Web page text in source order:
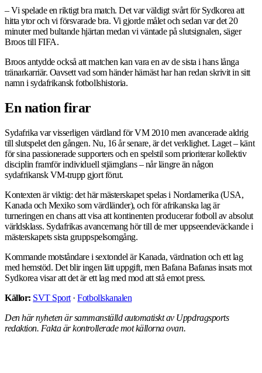
– Vi spelade en riktigt bra match. Det var väldigt svårt för Sydkorea att
hitta ytor och vi försvarade bra. Vi gjorde målet och sedan var det 20
minuter med bultande hjärtan medan vi väntade på slutsignalen, säger
Broos till FIFA.
Broos antydde också att matchen kan vara en av de sista i hans långa
tränarkarriär. Oavsett vad som händer härnäst har han redan skrivit in sitt
namn i sydafrikansk fotbollshistoria.
En nation firar
Sydafrika var visserligen värdland för VM 2010 men avancerade aldrig
till slutspelet den gången. Nu, 16 år senare, är det verklighet. Laget – känt
för sina passionerade supporters och en spelstil som prioriterar kollektiv
disciplin framför individuell stjärnglans – når längre än någon
sydafrikansk VM-trupp gjort förut.
Kontexten är viktig: det här mästerskapet spelas i Nordamerika (USA,
Kanada och Mexiko som värdländer), och för afrikanska lag är
turneringen en chans att visa att kontinenten producerar fotboll av absolut
världsklass. Sydafrikas avancemang hör till de mer uppseendeväckande i
mästerskapets sista gruppspelsomgång.
Kommande motståndare i sextondel är Kanada, värdnation och ett lag
med hemstöd. Det blir ingen lätt uppgift, men Bafana Bafanas insats mot
Sydkorea visar att det är ett lag med mod att stå emot press.
Källor: SVT Sport·Fotbollskanalen
Den här nyheten är sammanställd automatiskt av Uppdragsports
redaktion. Fakta är kontrollerade mot källorna ovan.